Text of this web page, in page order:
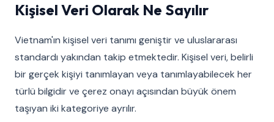
Kişisel Veri Olarak Ne Sayılır
Vietnam'ın kişisel veri tanımı geniştir ve uluslararası
standardı yakından takip etmektedir. Kişisel veri, belirli
bir gerçek kişiyi tanımlayan veya tanımlayabilecek her
türlü bilgidir ve çerez onayı açısından büyük önem
taşıyan iki kategoriye ayrılır.